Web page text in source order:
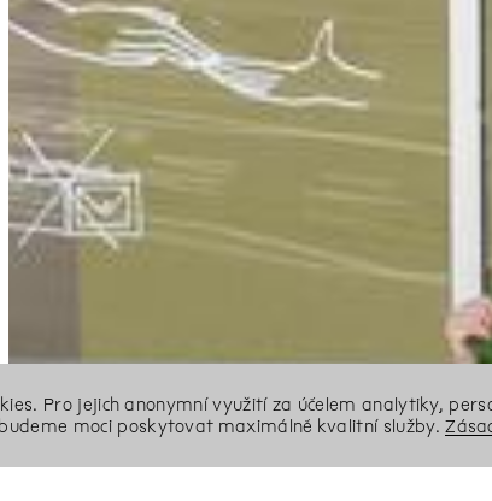
Pro jejich anonymní využití za účelem analytiky,
moci poskytovat maximálně kvalitní služby.